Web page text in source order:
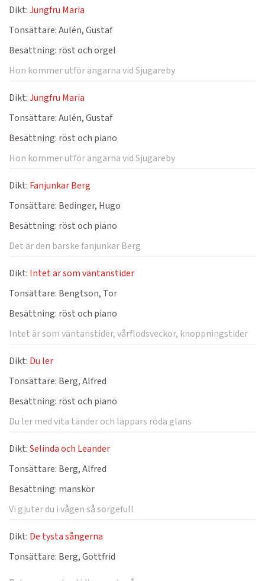
Dikt:Jungfru Maria
Tonsättare:Aulén, Gustaf
Besättning: röst och orgel
Hon kommer utför ängarna vid Sjugareby
Dikt:Jungfru Maria
Tonsättare:Aulén, Gustaf
Besättning: röst och piano
Hon kommer utför ängarna vid Sjugareby
Dikt: Fanjunkar Berg
Tonsättare: Bedinger, Hugo
Besättning: röst och piano
Det är den barske fanjunkar Berg
Dikt: Intet är som väntanstider
Tonsättare: Bengtson, Tor
Besättning: röst och piano
Intet är som väntanstider, vårflodsveckor, knoppningstider
Dikt: Du ler
Tonsättare: Berg, Alfred
Besättning: röst och piano
Du ler med vita tänder och läppars röda glans
Dikt:Selinda och Leander
Tonsättare: Berg, Alfred
Besättning: manskör
Vi gjuter du i vågen så sorgefull
Dikt: De tysta sångerna
Tonsättare: Berg, Gottfrid